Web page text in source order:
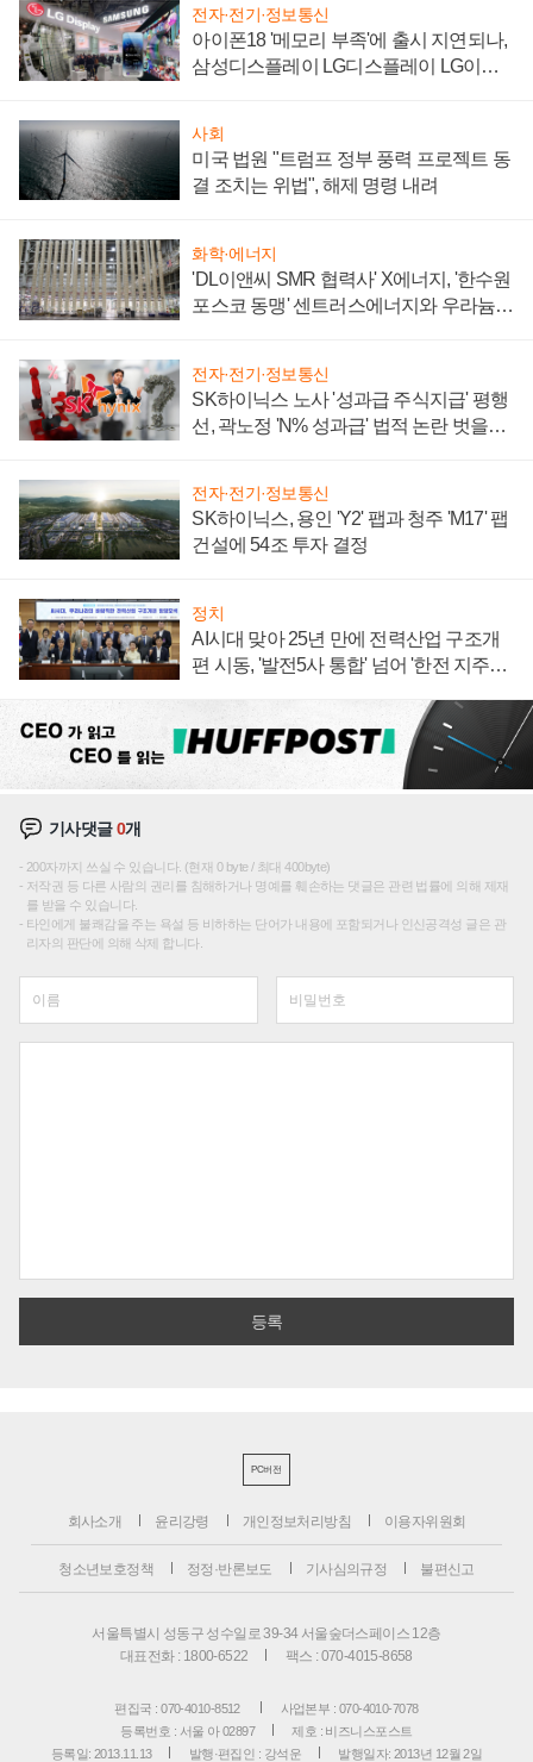
전자·전기·정보통신
아이폰18 '메모리 부족'에 출시 지연되나,
삼성디스플레이 LG디스플레이 LG이노
사회
미국 법원 "트럼프 정부 풍력 프로젝트 동
결 조치는 위법", 해제 명령 내려
화학·에너지
'DL이앤씨 SMR 협력사' X에너지, '한수원
포스코 동맹' 센트러스에너지와 우라늄
전자·전기·정보통신
SK하이닉스 노사 '성과급 주식지급' 평행
선, 곽노정 'N% 성과급' 법적 논란 벗을지
전자·전기·정보통신
SK하이닉스, 용인 'Y2' 팹과 청주 'M17' 팹
건설에 54조 투자 결정
정치
AI시대 맞아 25년 만에 전력산업 구조개
편 시동, '발전5사 통합' 넘어 '한전 지주사'
기사댓글0개
200자까지 쓰실 수 있습니다. (현재 0 byte / 최대 400byte)
저작권 등 다른 사람의 권리를 침해하거나 명예를 훼손하는 댓글은 관련 법률에 의해 제재
를 받을 수 있습니다.
타인에게 불쾌감을 주는 욕설 등 비하하는 단어가 내용에 포함되거나 인신공격성 글은 관
리자의 판단에 의해 삭제 합니다.
PC버전
회사소개 윤리강령 개인정보처리방침 이용자위원회
청소년보호정책 정정·반론보도 기사심의규정 불편신고
서울특별시 성동구 성수일로 39-34 서울숲더스페이스 12층
대표전화 : 1800-6522
팩스 : 070-4015-8658
편집국 : 070-4010-8512
사업본부 : 070-4010-7078
등록번호 : 서울 아 02897
제호 : 비즈니스포스트
등록일: 2013.11.13
발행·편집인 : 강석운 발행일자: 2013년 12월 2일